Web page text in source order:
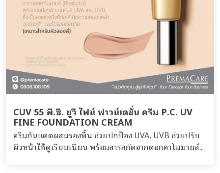
CUV 55 พี.ซี. ยูวี ไฟน์ ฟาวน์เดชั่น ครีม P.C. UV
FINE FOUNDATION CREAM
ครีมกันแดดผสมรองพื้น ช่วยปกป้อง UVA, UVB ช่วยปรับ
ผิวหน้าให้ดูเรียบเนียน พร้อมสารสกัดจากดอกคาโมมายล์...